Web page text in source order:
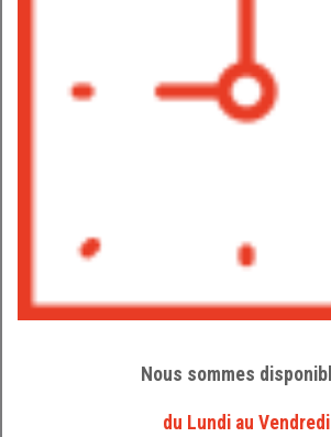
Nous sommes
du Lundi au Vendredi